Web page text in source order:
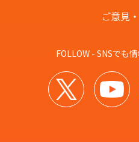
ご意見
FOLLOW - SNSでも